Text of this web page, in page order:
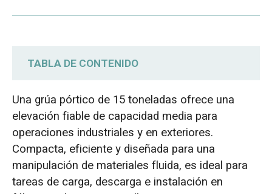
TABLA DE CONTENIDO
6 tipos de grúas pórtico de 15 toneladas:
Aumente su eficiencia de elevación
Precios de grúas pórtico de 15 toneladas
Estuches para grúas puente Dafang Crane
de 15 toneladas
Una grúa pórtico de 15 toneladas ofrece una
elevación fiable de capacidad media para
operaciones industriales y en exteriores.
Compacta, eficiente y diseñada para una
manipulación de materiales fluida, es ideal para
tareas de carga, descarga e instalación en